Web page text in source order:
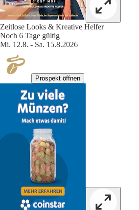
Zeitlose Looks & Kreative Helfer
Noch 6 Tage gültig
Mi. 12.8. - Sa. 15.8.2026
Prospekt öffnen